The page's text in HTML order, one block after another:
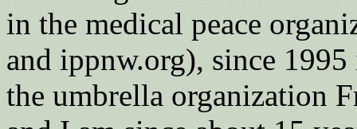
in the medical peace
and ippnw.org), since
the umbrella organization